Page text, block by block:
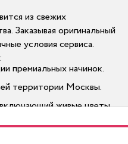
из свежих
Заказывая оригинальный
условия сервиса.
премиальных начинок.
территории Москвы.
живые цветы.
десертов до тяжелых